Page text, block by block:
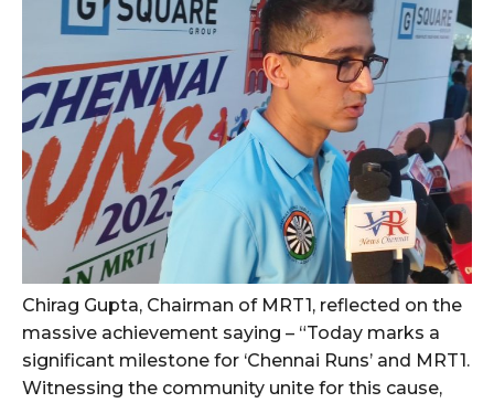
Chirag Gupta, Chairman of MRT1, reflected on the
massive achievement saying – “Today marks a
significant milestone for ‘Chennai Runs’ and MRT1.
Witnessing the community unite for this cause,